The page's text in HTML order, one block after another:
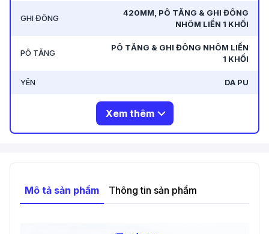
GHI ĐÔNG
420MM, PÔ TĂNG & GHI ĐÔNG
NHÔM LIỀN 1 KHỐI
PÔ TĂNG
PÔ TĂNG & GHI ĐÔNG NHÔM LIỀN
1 KHỐI
YÊN DA PU
Xem thêm
Mô tả sản phẩm Thông tin sản phẩm